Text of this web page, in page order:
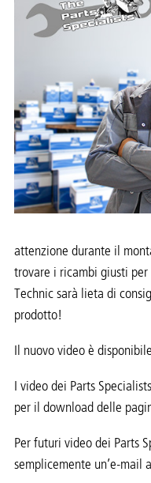
attenzione durante il
trovare i ricambi giusti
Technic sarà lieta di
prodotto!
Il nuovo video è
I video dei Parts
per il download delle
Per futuri video dei Parts
semplicemente un’e-mail a